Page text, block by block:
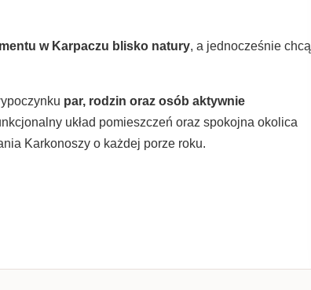
w Karpaczu blisko natury, a jednocześnie chcą
par, rodzin oraz osób aktywnie
układ pomieszczeń oraz spokojna okolica
Karkonoszy o każdej porze roku.